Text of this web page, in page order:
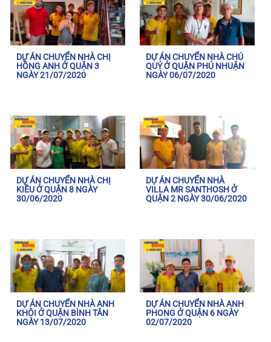
DỰ ÁN CHUYỂN NHÀ CHỊ
HỒNG ANH Ở QUẬN 3
NGÀY 21/07/2020
DỰ ÁN CHUYỂN NHÀ CHÚ
QUÝ Ở QUẬN PHÚ NHUẬN
NGÀY 06/07/2020
DỰ ÁN CHUYỂN NHÀ CHỊ
KIỀU Ở QUẬN 8 NGÀY
30/06/2020
DỰ ÁN CHUYỂN NHÀ
VILLA MR SANTHOSH Ở
QUẬN 2 NGÀY 30/06/2020
DỰ ÁN CHUYỂN NHÀ ANH
KHÔI Ở QUẬN BÌNH TÂN
NGÀY 13/07/2020
DỰ ÁN CHUYỂN NHÀ ANH
PHONG Ở QUẬN 6 NGÀY
02/07/2020